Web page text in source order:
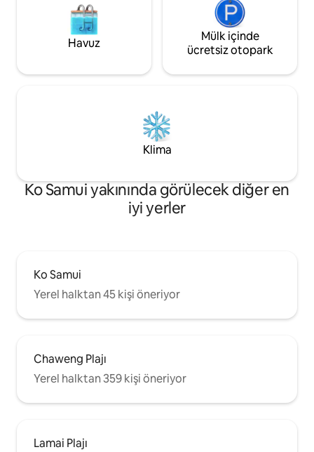
Havuz
Mülk içinde
ücretsiz otopark
Klima
Ko Samui yakınında görülecek diğer en
iyi yerler
Ko Samui
Yerel halktan 45 kişi öneriyor
Chaweng Plajı
Yerel halktan 359 kişi öneriyor
Lamai Plajı